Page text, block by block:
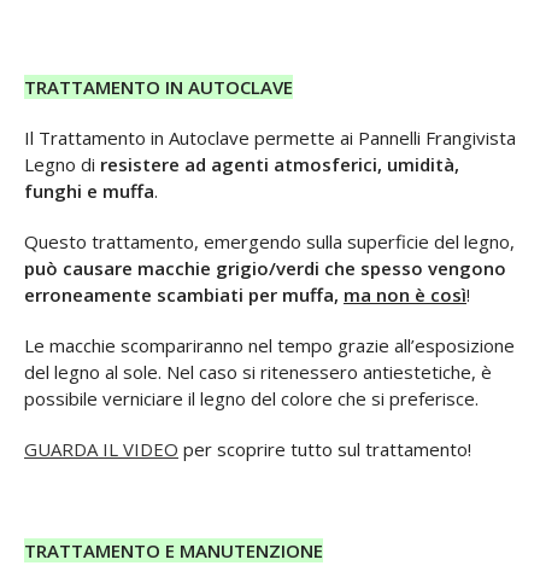
TRATTAMENTO IN AUTOCLAVE
Il Trattamento in Autoclave permette ai Pannelli Frangivista
Legno di resistere ad agenti atmosferici, umidità,
funghi e muffa.
Questo trattamento, emergendo sulla superficie del legno,
può causare macchie grigio/verdi che spesso vengono
erroneamente scambiati per muffa, ma non è così!
Le macchie scompariranno nel tempo grazie all’esposizione
del legno al sole. Nel caso si ritenessero antiestetiche, è
possibile verniciare il legno del colore che si preferisce.
GUARDA IL VIDEO per scoprire tutto sul trattamento!
TRATTAMENTO E MANUTENZIONE